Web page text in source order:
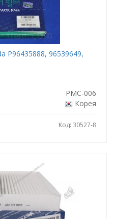
P96435888, 96539649,
PMC-006
Корея
Код: 30527-8